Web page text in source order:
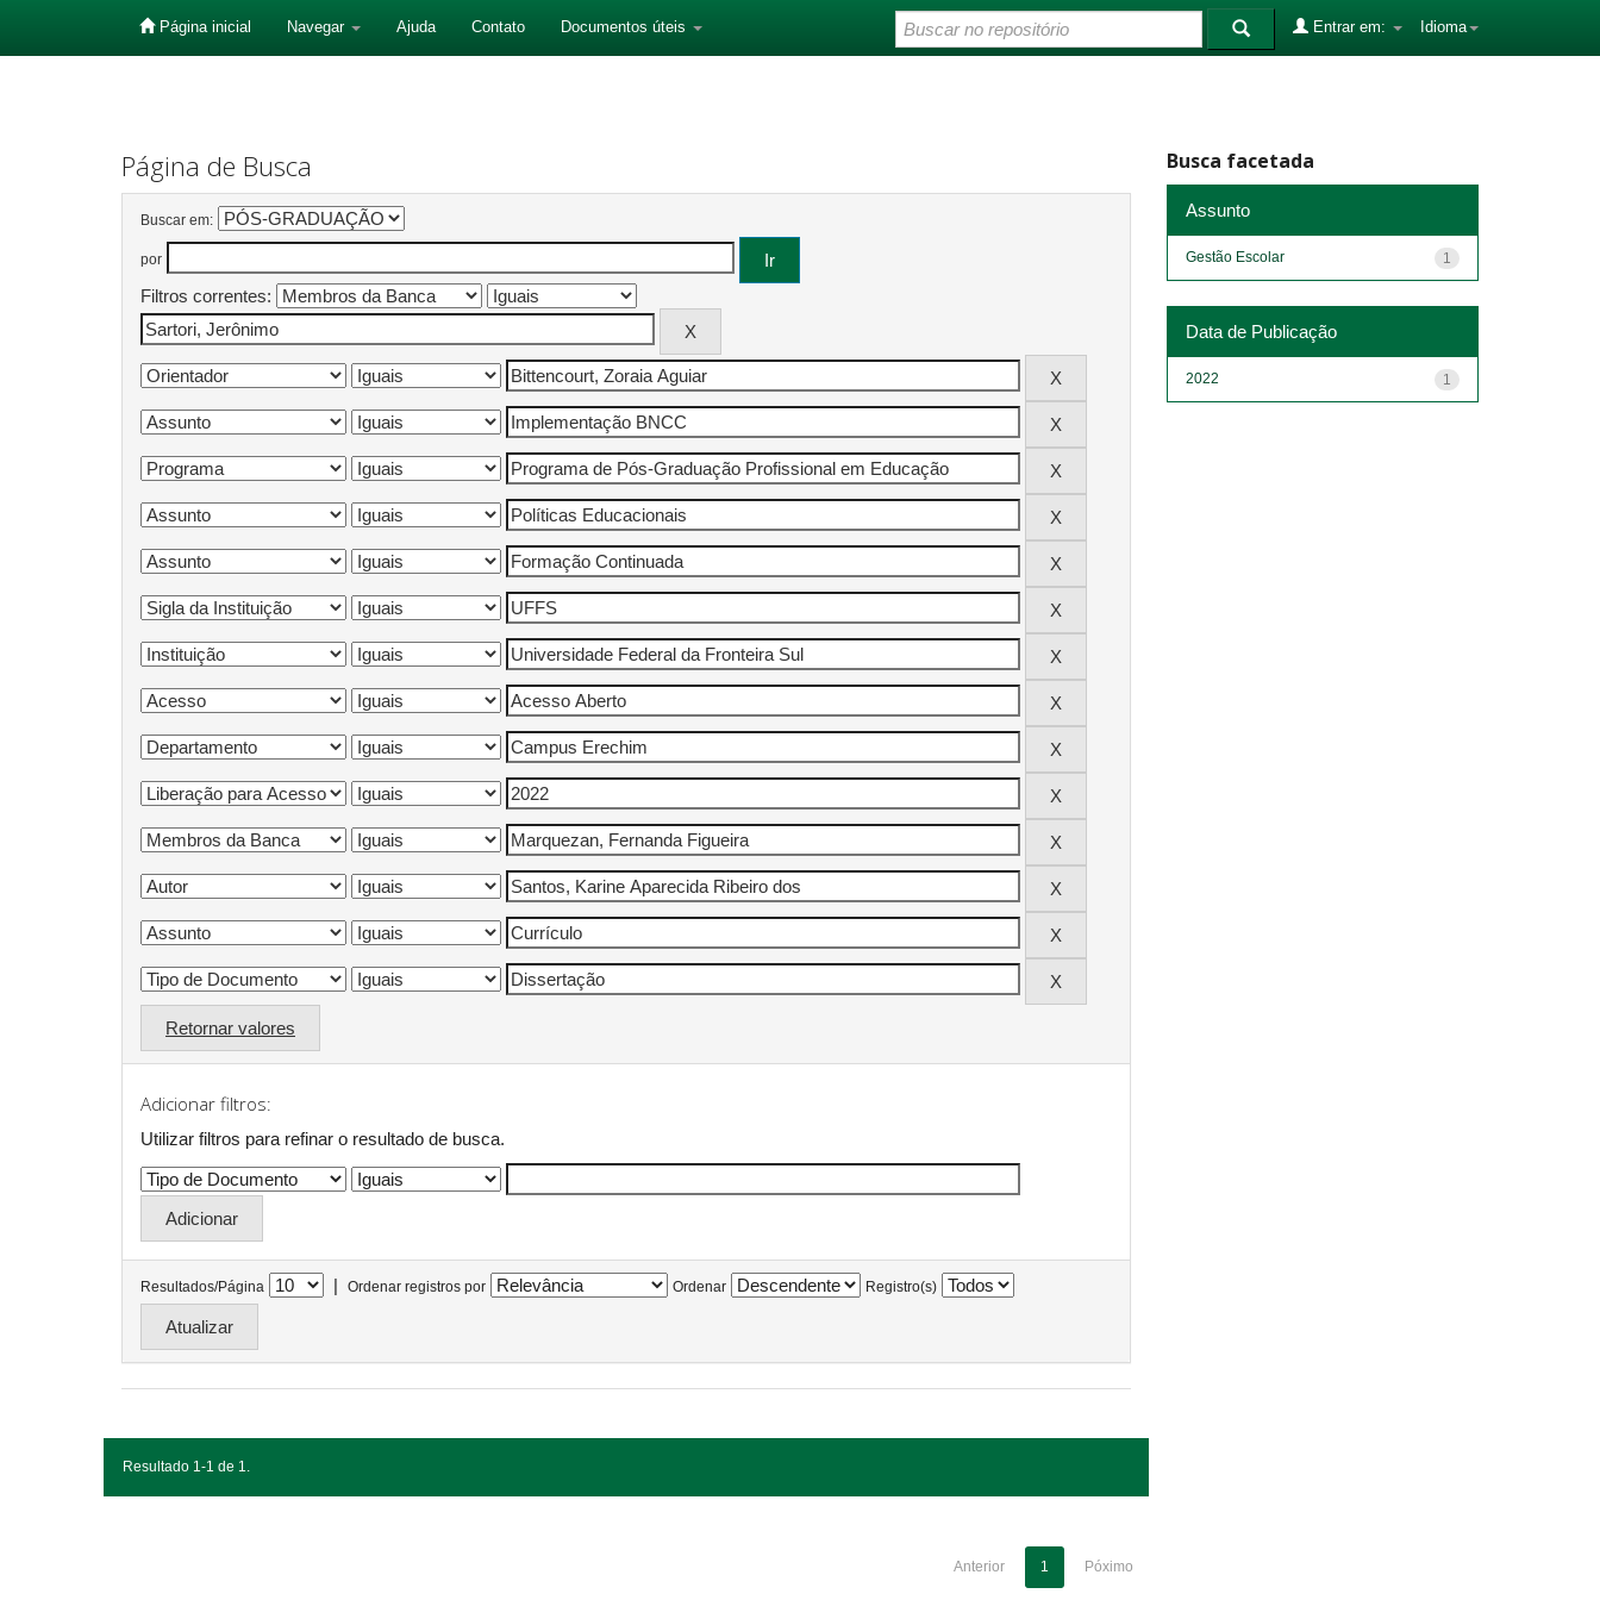
Página inicial Navegar Ajuda Contato Documentos úteis Idioma
Entrar em:
Página de Busca
Buscar em:
por
Filtros correntes:
Retornar valores
Adicionar filtros:
Utilizar filtros para refinar o resultado de busca.
Resultados/Página | Ordenar registros por Ordenar Registro(s)
Resultado 1-1 de 1.
Anterior 1 Póximo
Busca facetada
Assunto
1
Gestão Escolar
Data de Publicação
1
2022